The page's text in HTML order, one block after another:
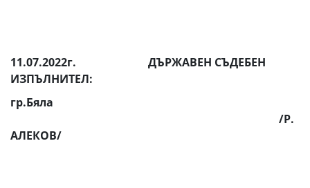
11.07.2022г.
ДЪРЖАВЕН СЪДЕБЕН
ИЗПЪЛНИТЕЛ:
гр.Бяла
/Р.
АЛЕКОВ/